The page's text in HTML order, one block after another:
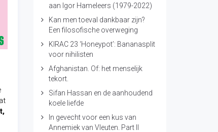
aan Igor Hameleers (1979-2022)
Kan men toeval dankbaar zijn?
Een filosofische overweging
KIRAC 23 ‘Honeypot’: Bananasplit
voor nihilisten
Afghanistan. Of: het menselijk
tekort.
Sifan Hassan en de aanhoudend
koele liefde
In gevecht voor een kus van
Annemiek van Vleuten. Part II